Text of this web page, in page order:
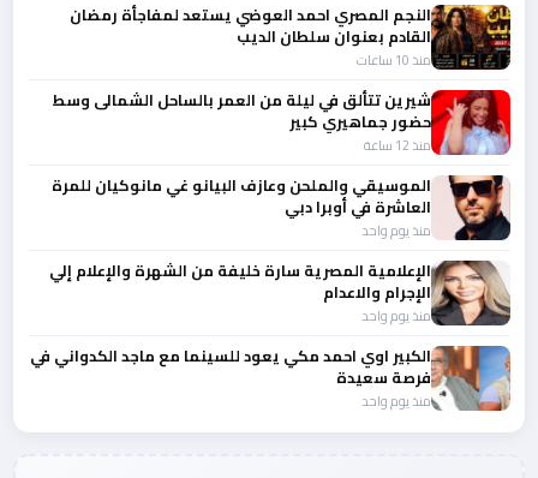
النجم المصري احمد العوضي يستعد لمفاجأة رمضان
القادم بعنوان سلطان الديب
منذ 10 ساعات
شيرين تتألق في ليلة من العمر بالساحل الشمالى وسط
حضور جماهيري كبير
منذ 12 ساعة
الموسيقي والملحن وعازف البيانو غي مانوكيان للمرة
العاشرة في أوبرا دبي
منذ يوم واحد
الإعلامية المصرية سارة خليفة من الشهرة والإعلام إلي
الإجرام والاعدام
منذ يوم واحد
الكبير اوي احمد مكي يعود للسينما مع ماجد الكدواني في
فرصة سعيدة
منذ يوم واحد